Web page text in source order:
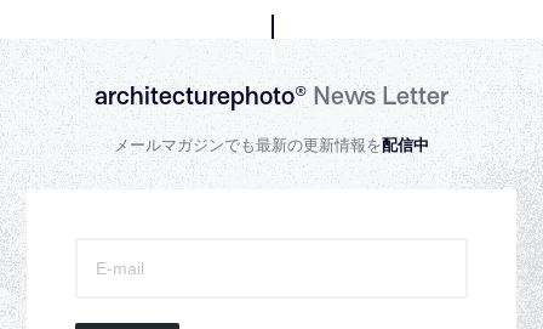
architecturephoto®News Letter
メールマガジンでも最新の更新情報を配信中